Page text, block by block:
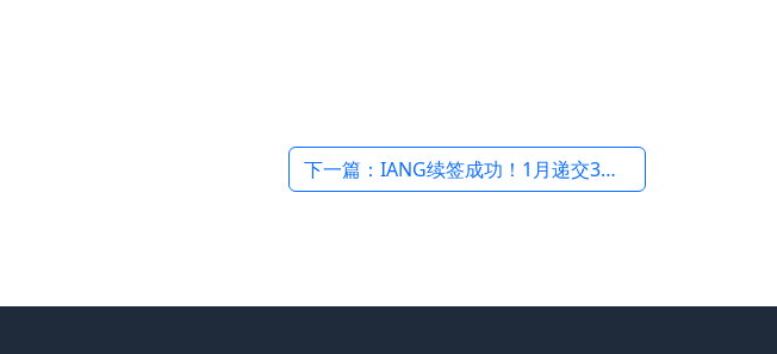
下一篇：IANG续签成功！1月递交3月获批，君拓移民助您无忧延续香港身份 →